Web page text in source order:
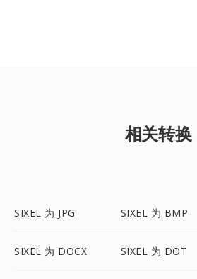
相关转换
SIXEL 为 JPG SIXEL 为 BMP
SIXEL 为 DOCX SIXEL 为 DOT